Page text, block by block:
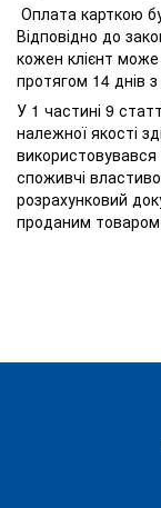
Оплата карткою
Відповідно до
кожен клієнт
протягом 14 днів
У 1 частині 9
належної якості
споживчі
розрахунковий
проданим